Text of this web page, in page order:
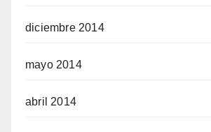
diciembre 2014
mayo 2014
abril 2014